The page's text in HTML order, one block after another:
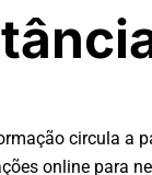
circula a
online para